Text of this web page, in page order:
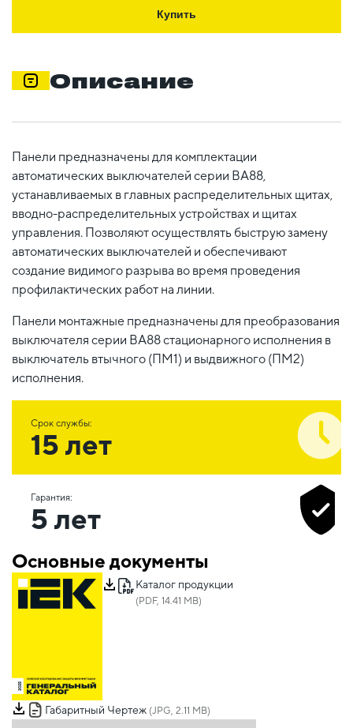
Купить
Описание
Панели предназначены для комплектации
автоматических выключателей серии ВА88,
устанавливаемых в главных распределительных щитах,
вводно-распределительных устройствах и щитах
управления. Позволяют осуществлять быструю замену
автоматических выключателей и обеспечивают
создание видимого разрыва во время проведения
профилактических работ на линии.
Панели монтажные предназначены для преобразования
выключателя серии ВА88 стационарного исполнения в
выключатель втычного (ПМ1) и выдвижного (ПМ2)
исполнения.
Срок службы:
15 лет
Гарантия:
5 лет
Основные документы
Каталог продукции
(PDF, 14.41 MB)
Габаритный Чертеж (JPG, 2.11 MB)